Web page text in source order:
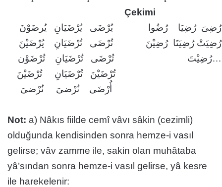
Çekimi
يُرْضَى يُرْضَيَانِ يُرضَوْنَ
رُضِىَ رُضِيَا رُضُوا
تُرْضَى تُرْضَيَانِ يُرْضَيْنَ
رُضِيَتْ رُضِيَتَا رُضِيْنَ
تُرْضَى تُرْضَيَانِ تُرْضَوْن
رُضِيْتَ…
تُرْضَيْنَ تُرْضَيَانِ تُرْضَيْنَ
أُرْضَى نُرْضىَ نُرْضىَ
Not: a) Nâkıs fiilde cemî vâvı sâkin (cezimli)
olduğunda kendisinden sonra hemze-i vasıl
gelirse; vâv zamme ile, sakin olan muhâtaba
yâ’sından sonra hemze-i vasıl gelirse, yâ kesre
ile harekelenir: